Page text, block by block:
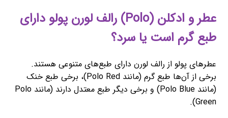
عطر و ادکلن (Polo) رالف لورن پولو دارای
طبع گرم است یا سرد؟
عطرهای پولو از رالف لورن دارای طبع‌های متنوعی هستند.
برخی از آن‌ها طبع گرم (مانند Polo Red)، برخی طبع خنک
(مانند Polo Blue) و برخی دیگر طبع معتدل دارند (مانند Polo
Green).